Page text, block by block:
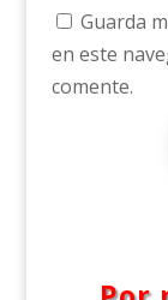
Guarda
en este
comente.